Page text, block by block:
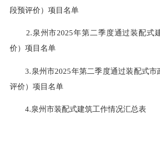
段预评价）项目名单
2.泉州市2025年第二季度通过装配式
价）项目名单
3.泉州市2025年第二季度通过装配式市
评价）项目名单
4.泉州市装配式建筑工作情况汇总表